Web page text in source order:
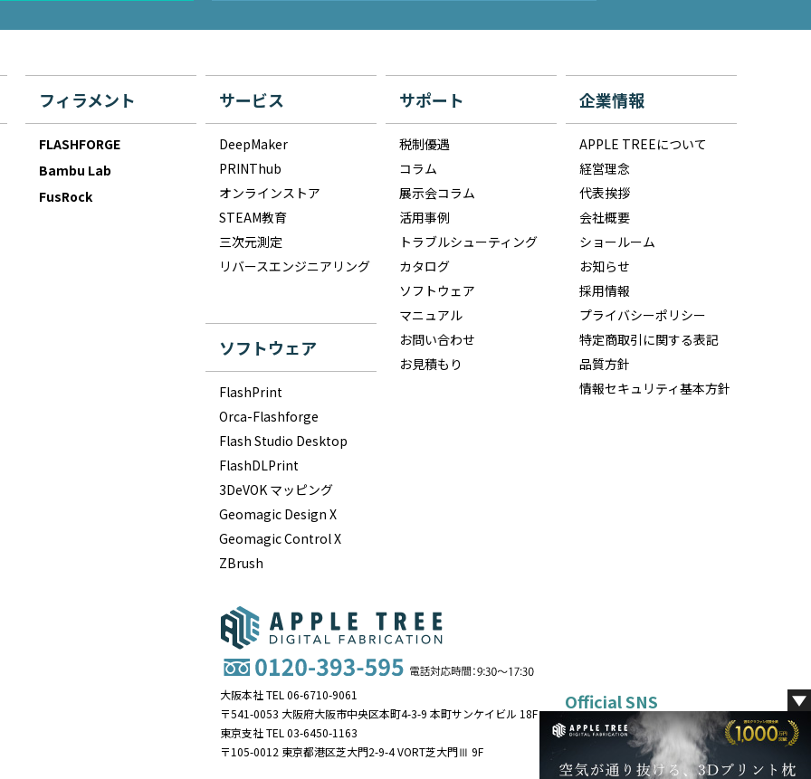
フィラメント
FLASHFORGE
Bambu Lab
FusRock
サービス
DeepMaker
PRINThub
オンラインストア
STEAM教育
三次元測定
リバースエンジニアリング
ソフトウェア
FlashPrint
Orca-Flashforge
Flash Studio Desktop
FlashDLPrint
3DeVOK マッピング
Geomagic Design X
Geomagic Control X
ZBrush
サポート
税制優遇
コラム
展示会コラム
活用事例
トラブルシューティング
カタログ
ソフトウェア
マニュアル
お問い合わせ
お見積もり
企業情報
APPLE TREEについて
経営理念
代表挨拶
会社概要
ショールーム
お知らせ
採用情報
プライバシーポリシー
特定商取引に関する表記
品質方針
情報セキュリティ基本方針
大阪本社 TEL 06-6710-9061
〒541-0053 大阪府大阪市中央区本町4-3-9 本町サンケイビル 18F
東京支社 TEL 03-6450-1163
〒105-0012 東京都港区芝大門2-9-4 VORT芝大門Ⅲ 9F
Official SNS